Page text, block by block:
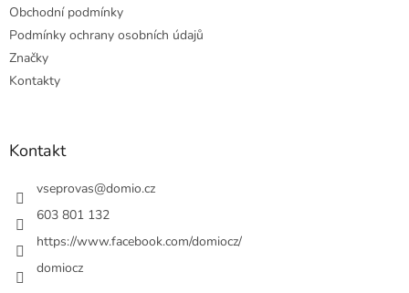
Obchodní podmínky
Podmínky ochrany osobních údajů
Značky
Kontakty
Kontakt
vseprovas@domio.cz
603 801 132
https://www.facebook.com/domiocz/
domiocz